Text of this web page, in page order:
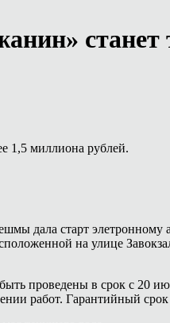
станет
1,5 миллиона рублей.
дала старт элетронному
на улице
проведены в срок с 20
работ. Гарантийный срок